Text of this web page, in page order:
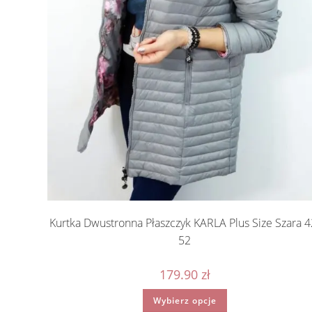
Kurtka Dwustronna Płaszczyk KARLA Plus Size Szara
52
179.90 zł
Wybierz opcje
Ten